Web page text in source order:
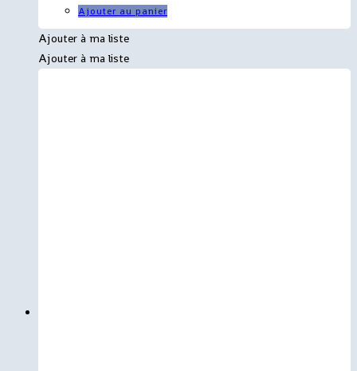
Ajouter au panier
Ajouter à ma liste
Ajouter à ma liste